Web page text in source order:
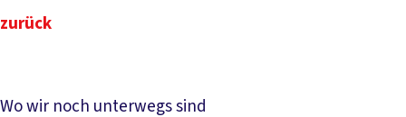
zurück
Wo wir noch unterwegs sind